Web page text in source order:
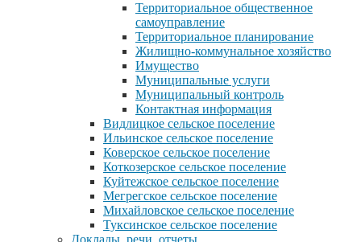
Территориальное общественное
самоуправление
Территориальное планирование
Жилищно-коммунальное хозяйство
Имущество
Муниципальные услуги
Муниципальный контроль
Контактная информация
Видлицкое сельское поселение
Ильинское сельское поселение
Коверское сельское поселение
Коткозерское сельское поселение
Куйтежское сельское поселение
Мегрегское сельское поселение
Михайловское сельское поселение
Туксинское сельское поселение
Доклады, речи, отчеты